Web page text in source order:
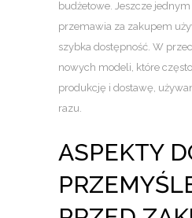
budżetowe. Jeszcze
przemawia za zakupem
szybka dostępność. W
nowych modeli, które
produkcję i dostawę,
razu.
ASPEKTY